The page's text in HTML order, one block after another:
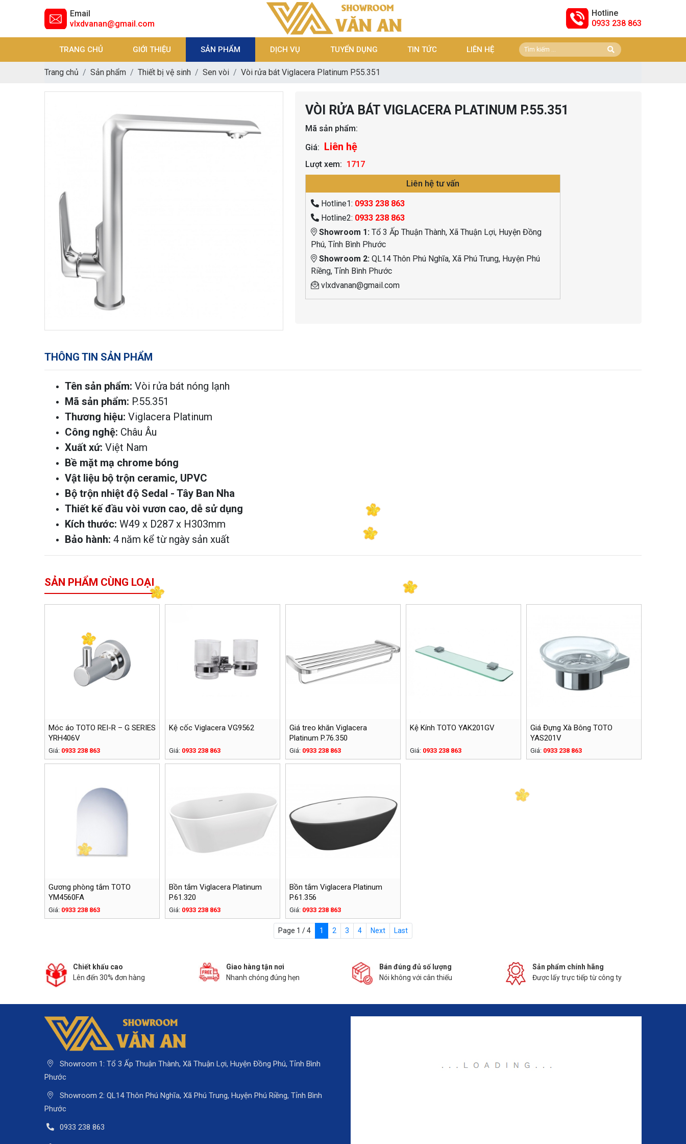
Email
vlxdvanan@gmail.com
Hotline
0933 238 863
TRANG CHỦ GIỚI THIỆU SẢN PHẨM DỊCH VỤ TUYỂN DỤNG TIN TỨC LIÊN HỆ
Trang chủ Sản phẩm Thiết bị vệ sinh Sen vòi Vòi rửa bát Viglacera Platinum P.55.351
VÒI RỬA BÁT VIGLACERA PLATINUM P.55.351
Mã sản phẩm:
Giá: Liên hệ
Lượt xem: 1717
Liên hệ tư vấn
Hotline1: 0933 238 863
Hotline2: 0933 238 863
Showroom 1: Tổ 3 Ấp Thuận Thành, Xã Thuận Lợi, Huyện Đồng
Phú, Tỉnh Bình Phước
Showroom 2: QL14 Thôn Phú Nghĩa, Xã Phú Trung, Huyện Phú
Riềng, Tỉnh Bình Phước
vlxdvanan@gmail.com
THÔNG TIN SẢN PHẨM
Tên sản phẩm: Vòi rửa bát nóng lạnh
Mã sản phẩm: P.55.351
Thương hiệu: Viglacera Platinum
Công nghệ: Châu Âu
Xuất xứ: Việt Nam
Bề mặt mạ chrome bóng
Vật liệu bộ trộn ceramic, UPVC
Bộ trộn nhiệt độ Sedal - Tây Ban Nha
Thiết kế đầu vòi vươn cao, dễ sử dụng
Kích thước: W49 x D287 x H303mm
Bảo hành: 4 năm kể từ ngày sản xuất
SẢN PHẨM CÙNG LOẠI
Móc áo TOTO REI-R – G SERIES
YRH406V
Giá: 0933 238 863
Kệ cốc Viglacera VG9562
Giá: 0933 238 863
Giá treo khăn Viglacera
Platinum P.76.350
Giá: 0933 238 863
Kệ Kính TOTO YAK201GV
Giá: 0933 238 863
Giá Đựng Xà Bông TOTO
YAS201V
Giá: 0933 238 863
Gương phòng tắm TOTO
YM4560FA
Giá: 0933 238 863
Bồn tắm Viglacera Platinum
P.61.320
Giá: 0933 238 863
Bồn tắm Viglacera Platinum
P.61.356
Giá: 0933 238 863
Page 1 / 4 1 2 3 4 Next Last
Chiết khấu cao
Lên đến 30% đơn hàng
Giao hàng tận nơi
Nhanh chóng đúng hẹn
Bán đúng đủ số lượng
Nói không với cân thiếu
Sản phẩm chính hãng
Được lấy trực tiếp từ công ty
Showroom 1: Tổ 3 Ấp Thuận Thành, Xã Thuận Lợi, Huyện Đồng Phú, Tỉnh Bình
Phước
Showroom 2: QL14 Thôn Phú Nghĩa, Xã Phú Trung, Huyện Phú Riềng, Tỉnh Bình
Phước
0933 238 863